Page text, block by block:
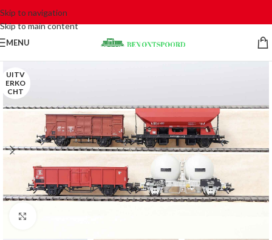
Skip to navigation
Skip to main content
MENU
UITV
ERKO
CHT